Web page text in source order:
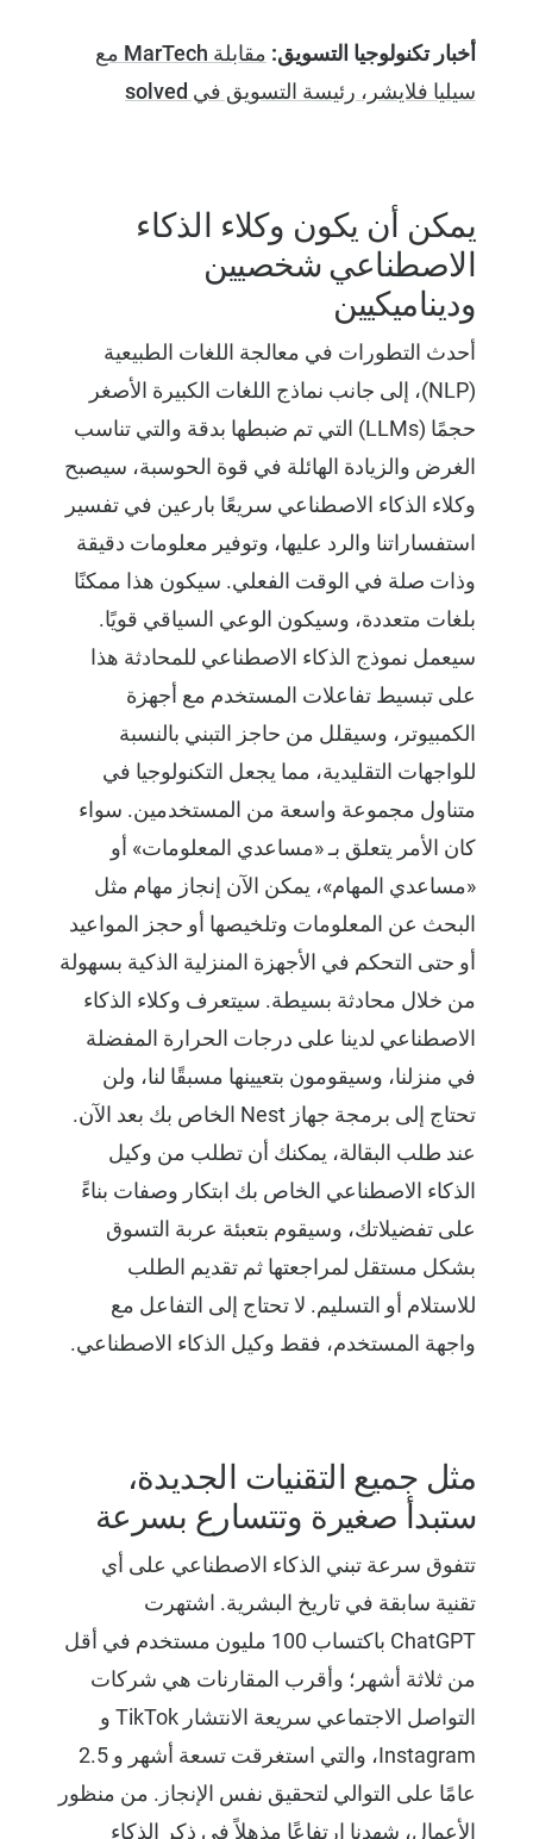
أخبار تكنولوجيا التسويق:
مقابلة MarTech مع
سيليا فلايشر، رئيسة التسويق في solved
يمكن أن يكون وكلاء الذكاء
الاصطناعي شخصيين
وديناميكيين
أحدث التطورات في معالجة اللغات الطبيعية
(NLP)، إلى جانب نماذج اللغات الكبيرة الأصغر
حجمًا (LLMs) التي تم ضبطها بدقة والتي تناسب
الغرض والزيادة الهائلة في قوة الحوسبة، سيصبح
وكلاء الذكاء الاصطناعي سريعًا بارعين في تفسير
استفساراتنا والرد عليها، وتوفير معلومات دقيقة
وذات صلة في الوقت الفعلي. سيكون هذا ممكنًا
بلغات متعددة، وسيكون الوعي السياقي قويًا.
سيعمل نموذج الذكاء الاصطناعي للمحادثة هذا
على تبسيط تفاعلات المستخدم مع أجهزة
الكمبيوتر، وسيقلل من حاجز التبني بالنسبة
للواجهات التقليدية، مما يجعل التكنولوجيا في
متناول مجموعة واسعة من المستخدمين. سواء
كان الأمر يتعلق بـ «مساعدي المعلومات» أو
«مساعدي المهام»، يمكن الآن إنجاز مهام مثل
البحث عن المعلومات وتلخيصها أو حجز المواعيد
أو حتى التحكم في الأجهزة المنزلية الذكية بسهولة
من خلال محادثة بسيطة. سيتعرف وكلاء الذكاء
الاصطناعي لدينا على درجات الحرارة المفضلة
في منزلنا، وسيقومون بتعيينها مسبقًا لنا، ولن
تحتاج إلى برمجة جهاز Nest الخاص بك بعد الآن.
عند طلب البقالة، يمكنك أن تطلب من وكيل
الذكاء الاصطناعي الخاص بك ابتكار وصفات بناءً
على تفضيلاتك، وسيقوم بتعبئة عربة التسوق
بشكل مستقل لمراجعتها ثم تقديم الطلب
للاستلام أو التسليم. لا تحتاج إلى التفاعل مع
واجهة المستخدم، فقط وكيل الذكاء الاصطناعي.
مثل جميع التقنيات الجديدة،
ستبدأ صغيرة وتتسارع بسرعة
تتفوق سرعة تبني الذكاء الاصطناعي على أي
تقنية سابقة في تاريخ البشرية. اشتهرت
ChatGPT باكتساب 100 مليون مستخدم في أقل
من ثلاثة أشهر؛ وأقرب المقارنات هي شركات
التواصل الاجتماعي سريعة الانتشار TikTok و
Instagram، والتي استغرقت تسعة أشهر و 2.5
عامًا على التوالي لتحقيق نفس الإنجاز. من منظور
الأعمال، شهدنا ارتفاعًا مذهلاً في ذكر الذكاء